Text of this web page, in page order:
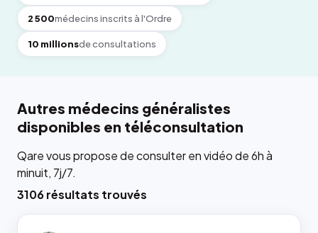
2 500médecins inscrits à l'Ordre
10 millionsde consultations
Autres médecins généralistes
disponibles en téléconsultation
Qare vous propose de consulter en vidéo de 6h à
minuit, 7j/7.
3106 résultats trouvés